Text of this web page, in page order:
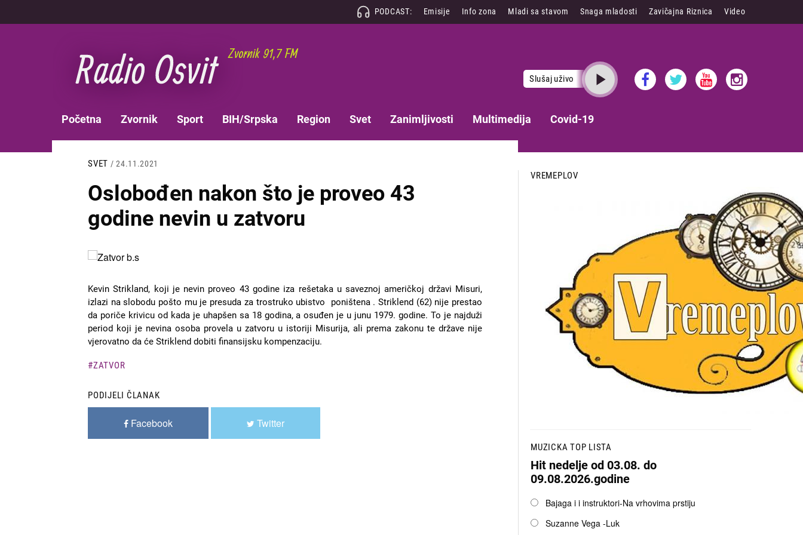
na
PODCAST: Emisije Info zona Mladi sa stavom Snaga mladosti Zavičajna Riznica Video
Slušaj uživo
NAVIGATION
Početna Zvornik Sport BIH/Srpska Region Svet Zanimljivosti Multimedija Covid-19
SVET / 24.11.2021
Oslobođen nakon što je proveo 43
godine nevin u zatvoru
Slika
Kevin Strikland, koji je nevin proveo 43 godine iza rešetaka u saveznoj američkoj državi Misuri,
izlazi na slobodu pošto mu je presuda za trostruko ubistvo poništena . Striklend (62) nije prestao
da poriče krivicu od kada je uhapšen sa 18 godina, a osuđen je u junu 1979. godine. To je najduži
period koji je nevina osoba provela u zatvoru u istoriji Misurija, ali prema zakonu te države nije
vjerovatno da će Striklend dobiti finansijsku kompenzaciju.
ZATVOR
PODIJELI ČLANAK
Facebook Twitter
VREMEPLOV
MUZICKA TOP LISTA
Hit nedelje od 03.08. do
09.08.2026.godine
OpcijeBajaga i i instruktori-Na vrhovima prstiju
Suzanne Vega -Luk